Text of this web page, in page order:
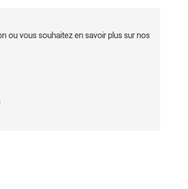
ou vous souhaitez en savoir plus sur nos